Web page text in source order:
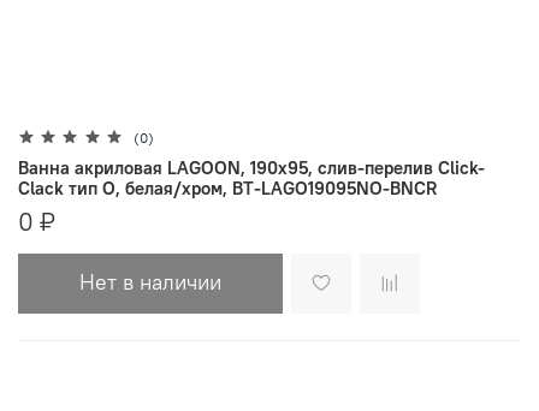
(0)
Ванна акриловая LAGOON, 190х95, слив-перелив Click-
Clack тип O, белая/хром, BT-LAGO19095NO-BNCR
0 ₽
Нет в наличии